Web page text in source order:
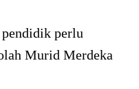
pendidik perlu
Murid Merdeka